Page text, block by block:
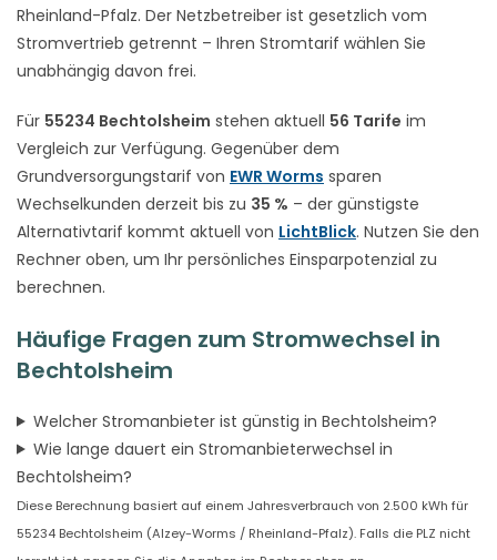
Rheinland-Pfalz. Der Netzbetreiber ist gesetzlich vom
Stromvertrieb getrennt – Ihren Stromtarif wählen Sie
unabhängig davon frei.
Für 55234 Bechtolsheim stehen aktuell 56 Tarife im
Vergleich zur Verfügung. Gegenüber dem
Grundversorgungstarif von EWR Worms sparen
Wechselkunden derzeit bis zu 35 % – der günstigste
Alternativtarif kommt aktuell von LichtBlick. Nutzen Sie den
Rechner oben, um Ihr persönliches Einsparpotenzial zu
berechnen.
Häufige Fragen zum Stromwechsel in
Bechtolsheim
Welcher Stromanbieter ist günstig in Bechtolsheim?
Wie lange dauert ein Stromanbieterwechsel in
Bechtolsheim?
Diese Berechnung basiert auf einem Jahresverbrauch von 2.500 kWh für
55234 Bechtolsheim (Alzey-Worms / Rheinland-Pfalz). Falls die PLZ nicht